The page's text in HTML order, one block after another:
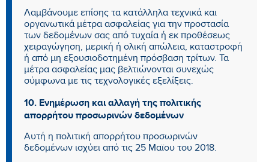
Λαμβάνουμε επίσης τα κατάλληλα τεχνικά και
οργανωτικά μέτρα ασφαλείας για την προστασία
των δεδομένων σας από τυχαία ή εκ προθέσεως
χειραγώγηση, μερική ή ολική απώλεια, καταστροφή
ή από μη εξουσιοδοτημένη πρόσβαση τρίτων. Τα
μέτρα ασφαλείας μας βελτιώνονται συνεχώς
σύμφωνα με τις τεχνολογικές εξελίξεις.
10. Ενημέρωση και αλλαγή της πολιτικής
απορρήτου προσωρινών δεδομένων
Αυτή η πολιτική απορρήτου προσωρινών
δεδομένων ισχύει από τις 25 Μαϊου του 2018.